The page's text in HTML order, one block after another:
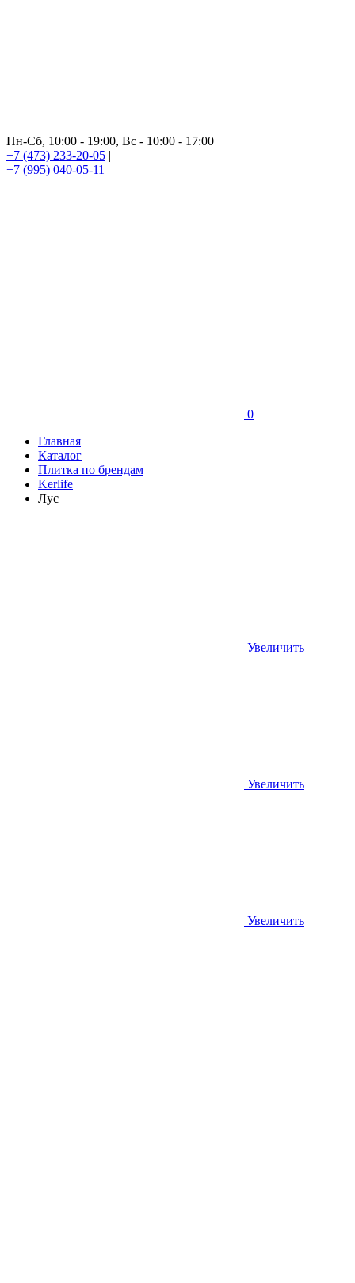
Пн-Сб, 10:00 - 19:00, Вс - 10:00 - 17:00
+7 (473) 233-20-05 |
+7 (995) 040-05-11
0
Главная
Каталог
Плитка по брендам
Kerlife
Лус
Увеличить
Увеличить
Увеличить